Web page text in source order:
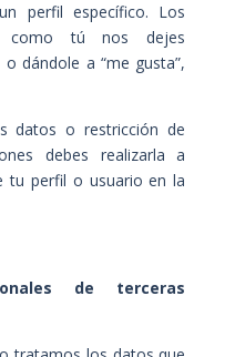
perfil específico. Los
como tú nos dejes
dándole a “me gusta”,
datos o restricción de
debes realizarla a
tu perfil o usuario en la
de terceras